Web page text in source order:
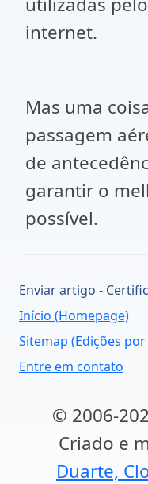
internet.
Mas uma
passagem
de
garantir o
possível.
Enviar artigo -
Início (Homepage)
Sitemap (Edições
Entre em contato
© 2006-
Criado e
Duarte,